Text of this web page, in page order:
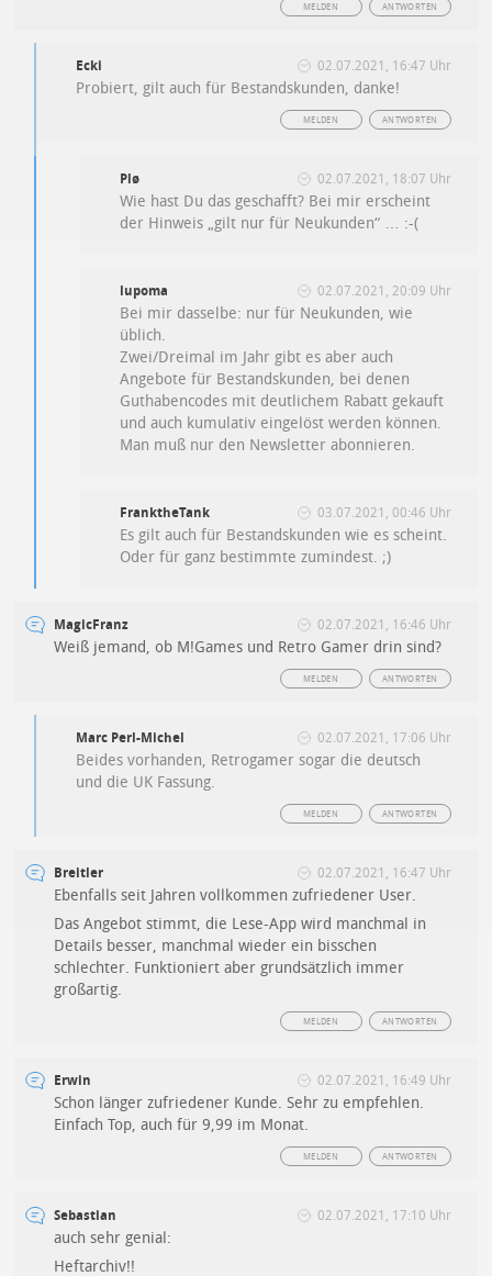
ANTWORTEN
MELDEN
Ecki 02.07.2021, 16:47 Uhr
Probiert, gilt auch für Bestandskunden, danke!
ANTWORTEN
MELDEN
Plø 02.07.2021, 18:07 Uhr
Wie hast Du das geschafft? Bei mir erscheint
der Hinweis „gilt nur für Neukunden“ … :-(
lupoma 02.07.2021, 20:09 Uhr
Bei mir dasselbe: nur für Neukunden, wie
üblich.
Zwei/Dreimal im Jahr gibt es aber auch
Angebote für Bestandskunden, bei denen
Guthabencodes mit deutlichem Rabatt gekauft
und auch kumulativ eingelöst werden können.
Man muß nur den Newsletter abonnieren.
FranktheTank 03.07.2021, 00:46 Uhr
Es gilt auch für Bestandskunden wie es scheint.
Oder für ganz bestimmte zumindest. ;)
MagicFranz 02.07.2021, 16:46 Uhr
Weiß jemand, ob M!Games und Retro Gamer drin sind?
ANTWORTEN
MELDEN
Marc Perl-Michel 02.07.2021, 17:06 Uhr
Beides vorhanden, Retrogamer sogar die deutsch
und die UK Fassung.
ANTWORTEN
MELDEN
Breitler 02.07.2021, 16:47 Uhr
Ebenfalls seit Jahren vollkommen zufriedener User.
Das Angebot stimmt, die Lese-App wird manchmal in
Details besser, manchmal wieder ein bisschen
schlechter. Funktioniert aber grundsätzlich immer
großartig.
ANTWORTEN
MELDEN
Erwin 02.07.2021, 16:49 Uhr
Schon länger zufriedener Kunde. Sehr zu empfehlen.
Einfach Top, auch für 9,99 im Monat.
ANTWORTEN
MELDEN
Sebastian 02.07.2021, 17:10 Uhr
auch sehr genial:
Heftarchiv!!